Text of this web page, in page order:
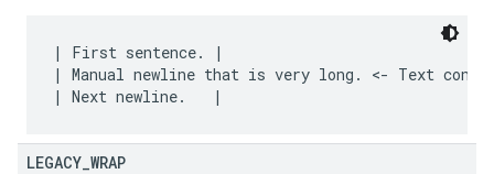
| First sentence. |
| Manual newline that is very long. <- Text
LEGACY WRAP